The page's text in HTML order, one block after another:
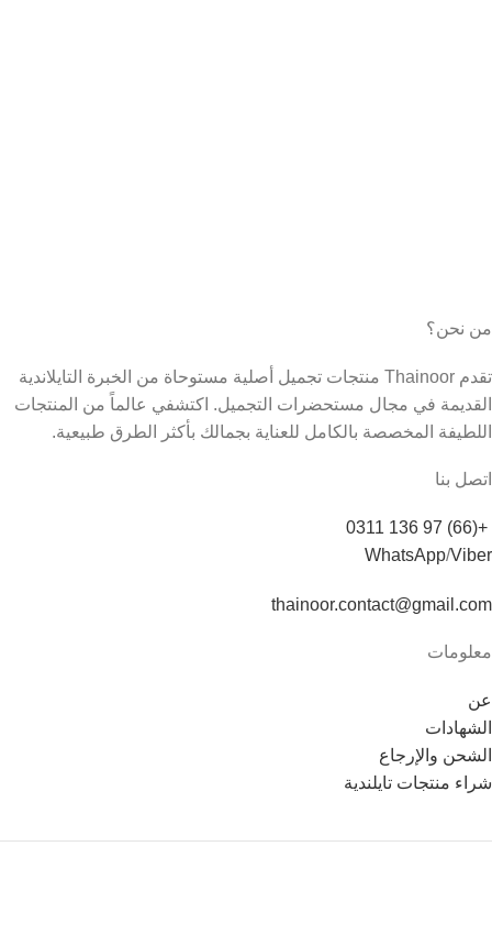
من نحن؟
تقدم Thainoor منتجات تجميل أصلية مستوحاة من الخبرة التايلاندية
القديمة في مجال مستحضرات التجميل. اكتشفي عالماً من المنتجات
اللطيفة المخصصة بالكامل للعناية بجمالك بأكثر الطرق طبيعية.
اتصل بنا
+(66) 97 136 0311
WhatsApp/Viber
thainoor.contact@gmail.com
معلومات
عن
الشهادات
الشحن والإرجاع
شراء منتجات تايلندية